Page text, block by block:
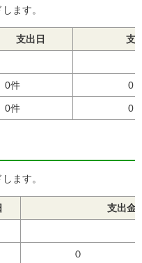
ます。
支出日 支
件 0
件 0
ます。
支出金